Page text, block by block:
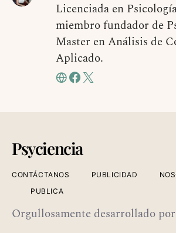
Licenciada en
miembro fundador de
Master en Análisis de
Aplicado.
Psyciencia
CONTÁCTANOS PUBLICIDAD
PUBLICA
Orgullosamente desarrollado